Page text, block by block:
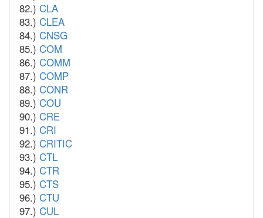
82.) CLA
83.) CLEA
84.) CNSG
85.) COM
86.) COMM
87.) COMP
88.) CONR
89.) COU
90.) CRE
91.) CRI
92.) CRITIC
93.) CTL
94.) CTR
95.) CTS
96.) CTU
97.) CUL